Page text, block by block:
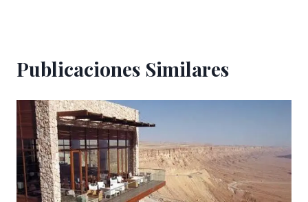
Publicaciones Similares